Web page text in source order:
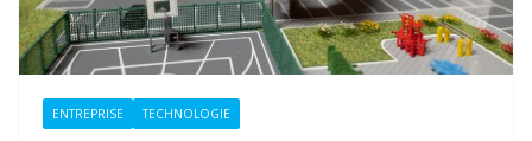
ENTREPRISE TECHNOLOGIE